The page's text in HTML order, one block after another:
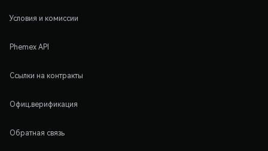
Условия и комиссии
Phemex API
Ссылки на контракты
Офиц.верификация
Обратная связь